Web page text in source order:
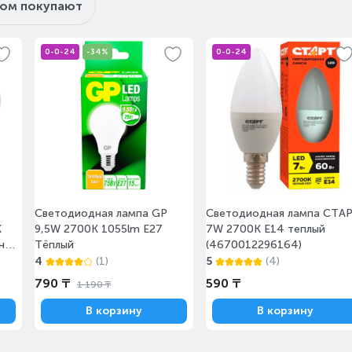
Сегодня меньше 10
Сегодня меньше 10
Сегодня меньше 10
покупают
0-0-24 -34%
Светодиодная лампа GP
9,5W 2700К 1055lm E27
Тёплый
4
(1)
790 ₸ 1 190 ₸
В корзину
0-0-24
Светодиодная лампа
7W 2700K E14 теплый
(4670012296164)
5
(4)
590 ₸
В корзину